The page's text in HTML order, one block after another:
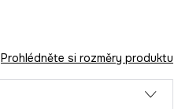
Prohlédněte si rozměry produktu